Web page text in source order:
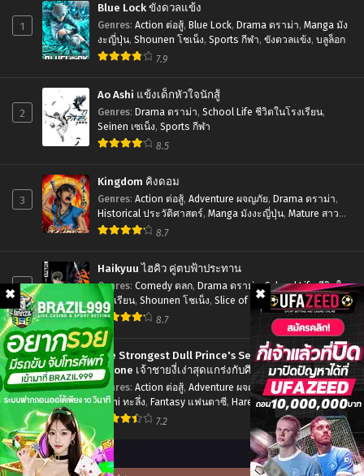
ไทย
แบบ
ไม่ทัน
ภาค
1
12
พากย์
ไทย
Sentouin
Hakenshimasu!
นักรบ
ป่วน
ปฏิบัติ
กวน!
ตอน
ไทย
1
Blue Lock ขังดวลแข้ง
Genres: Action ต่อสู้, Blue Lock, Drama ดราม่า, Manga มัง
งะญี่ปุ่น, Shounen โชเน็ง, Sports กีฬา, ขังดวลแข้ง, บลูล็อก
7.9
2
Ao Ashi แข้งเด็กหัวใจนักสู้
Genres: Drama ดราม่า, School Life ชีวิตในโรงเรียน,
Seinen เซเน็ง, Sports กีฬา
8.5
3
Kingdom คิงดอม
Genres: Action ต่อสู้, Adventure ผจญภัย, Drama ดราม่า,
Historical ประวัติศาสตร์, Manga มังงะญี่ปุ่น, Mature สาว
ใหญ่,Seinen เซเน็ง
8.7
4
Haikyuu ไฮคิว คู่ตบฟ้าประทาน
Genres: Comedy ตลก, Drama ดราม่า,School Life ชีวิตใน
โรงเรียน, Shounen โชเน็ง, Slice of Life รั้วโรงเรียน,
Sports กีฬา
8.7
5
The Strongest Dull Prince's Secret Battle for the
Throne เจ้าชายงี่เง่าสุดแกร่งกับศึกชิงราชสมบัติ
Genres: Action ต่อสู้, Adventure ผจญภัย ,Drama ดราม่า,
Ecchi ทะลึ่ง, Fantasy แฟนตาซี, Harem ฮาเร็ม,Manga มังงะ
ญี่ปุ่น,Romance โรแมนติก
7.2